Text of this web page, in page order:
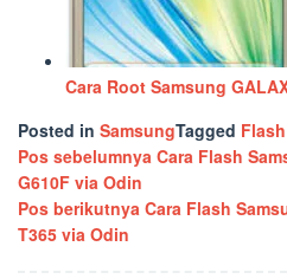
Cara Root Samsung
Posted in SamsungTagged Flash
Navigasi
pos
Pos sebelumnya Cara Flash
G610F via Odin
Pos berikutnya Cara Flash
T365 via Odin